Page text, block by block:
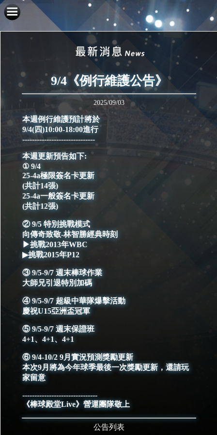
9/4《例行維護公告》
2025/09/03
本週例行維護預計將於
9/4(四)10:00-18:00進行
------------------------------
本週更新預告如下:
① 9/4
25-4a極限簽名卡更新
(共計14張)
25-4a一般簽名卡更新
(共計12張)
② 9/5 特別挑戰模式
向傳奇致敬-林智勝經典時刻
▶挑戰2013年WBC
▶挑戰2015年P12
③ 9/5-9/7 週末棒球作業
大師兄引退特別加碼
④ 9/5-9/7 超級中華隊爆擊活動
慶祝U15亞洲盃冠軍
⑤ 9/5-9/7 週末保證班
4+1、4+1、4+1
⑥ 9/4-10/2 9月實況預測獎勵更新
本次9月將為今年球季最後一次獎勵更新，還請玩
家留意
-------------------------------
《棒球殿堂Live》營運團隊敬上
公告列表